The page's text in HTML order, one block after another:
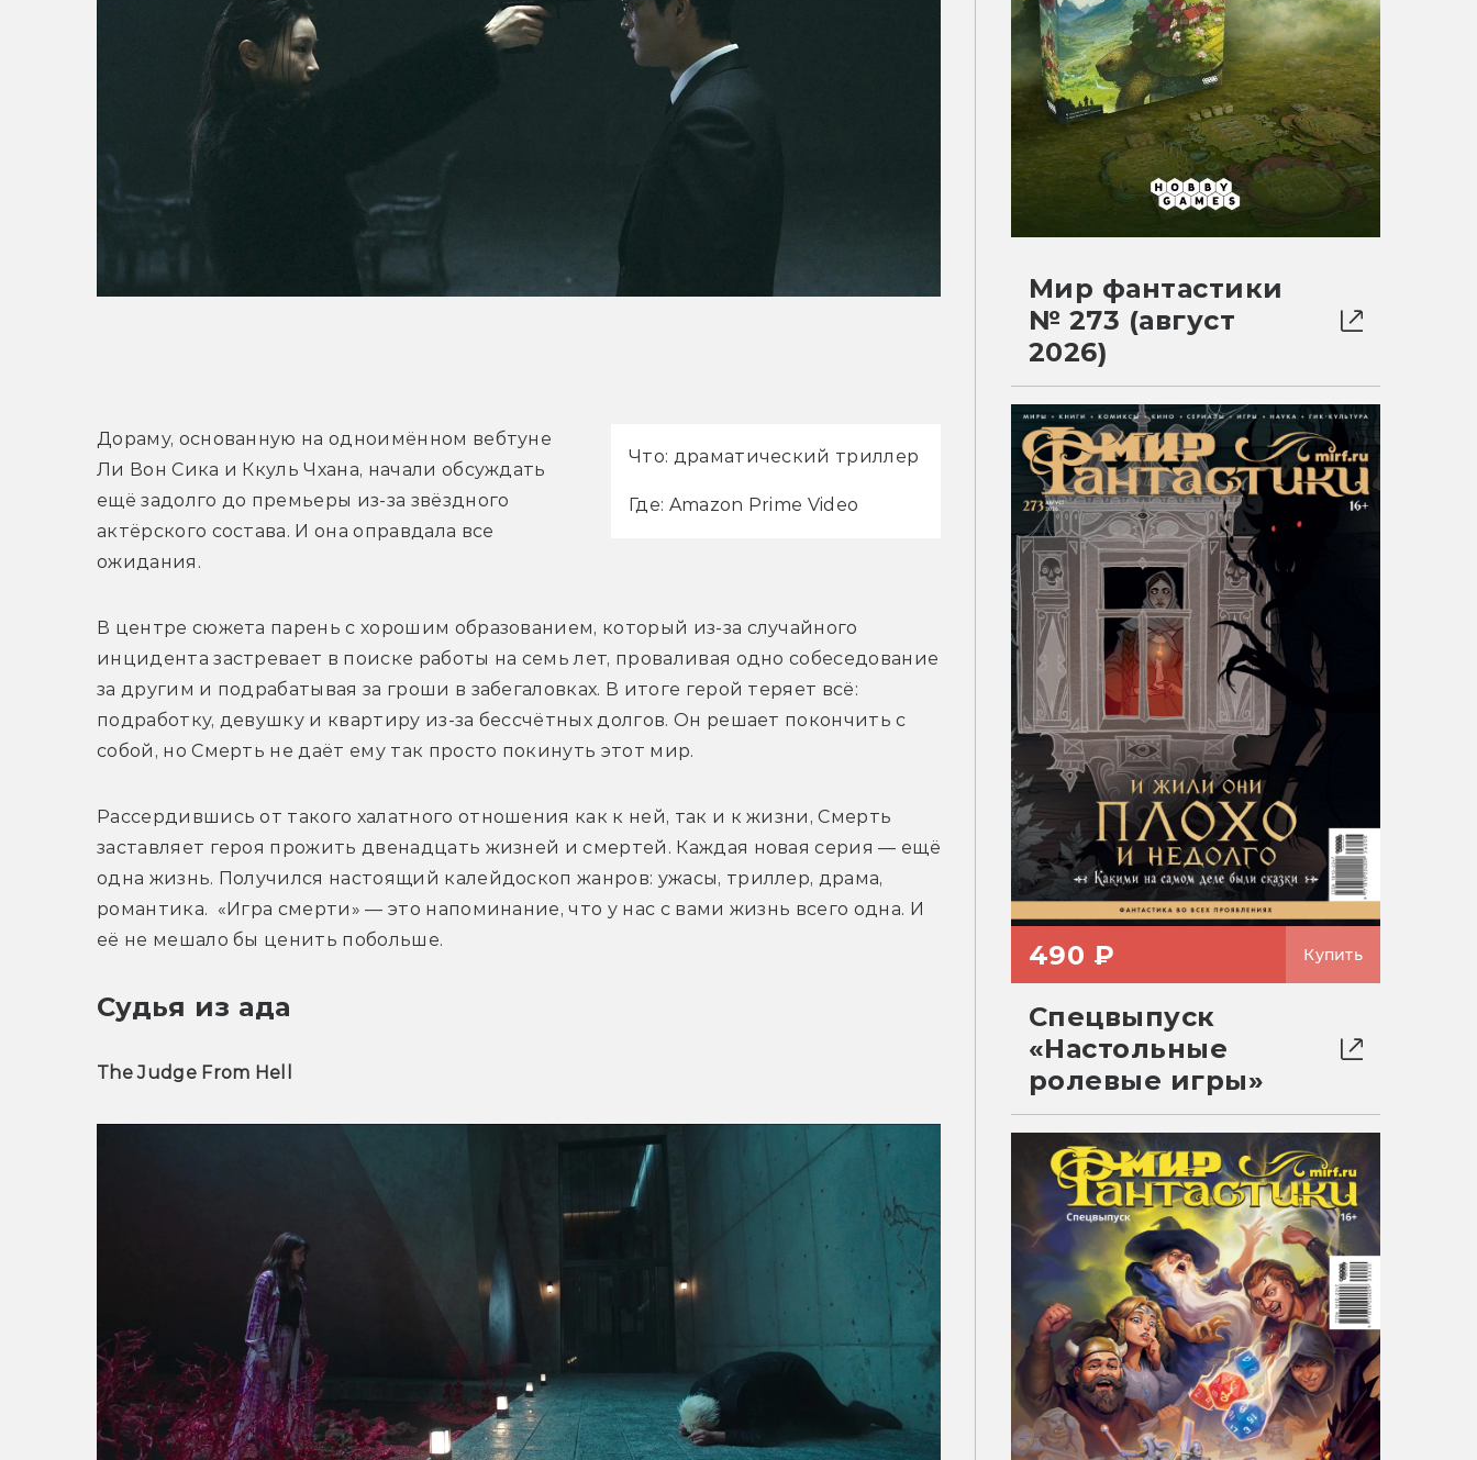
Что: драматический триллер
Где: Amazon Prime Video
Дораму, основанную на одноимённом вебтуне
Ли Вон Сика и Ккуль Чхана, начали обсуждать
ещё задолго до премьеры из-за звёздного
актёрского состава. И она оправдала все
ожидания.
В центре сюжета парень с хорошим образованием, который из-за случайного
инцидента застревает в поиске работы на семь лет, проваливая одно собеседование
за другим и подрабатывая за гроши в забегаловках. В итоге герой теряет всё:
подработку, девушку и квартиру из-за бессчётных долгов. Он решает покончить с
собой, но Смерть не даёт ему так просто покинуть этот мир.
Рассердившись от такого халатного отношения как к ней, так и к жизни, Смерть
заставляет героя прожить двенадцать жизней и смертей. Каждая новая серия — ещё
одна жизнь. Получился настоящий калейдоскоп жанров: ужасы, триллер, драма,
романтика.  «Игра смерти» — это напоминание, что у нас с вами жизнь всего одна. И
её не мешало бы ценить побольше.
Судья из ада
The Judge From Hell
Мир фантастики
№ 273 (август
2026)
490 ₽ Купить
Спецвыпуск
«Настольные
ролевые игры»